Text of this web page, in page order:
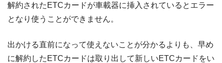
解約されたETCカードが車載器に挿入されているとエラー
となり使うことができません。
出かける直前になって使えないことが分かるよりも、早め
に解約したETCカードは取り出して新しいETCカードをい